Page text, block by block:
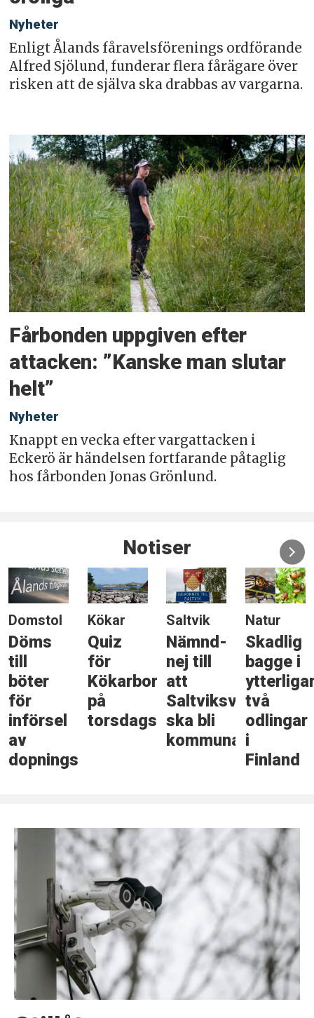
Nyheter
Enligt Ålands fåravelsförenings ordförande
Alfred Sjölund, funderar flera fårägare över
risken att de själva ska drabbas av vargarna.
Fårbonden uppgiven efter
attacken: ”Kanske man slutar
helt”
Nyheter
Knappt en vecka efter vargattacken i
Eckerö är händelsen fortfarande påtaglig
hos fårbonden Jonas Grönlund.
Notiser
Domstol
Döms
till
böter
för
införsel
av
dopningsmedel
Kökar
Quiz
för
Kökarbor
på
torsdagskvällen
Saltvik
Nämnd-
nej till
att
Saltviksväg
ska bli
kommunal
Natur
Skadlig
bagge i
två
odlingar
i
Finland